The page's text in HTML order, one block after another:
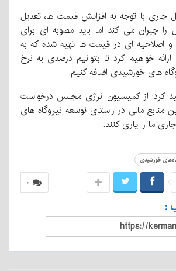
جاری با توجه به افزایش قیمت ها، تعدیل
جبران می کند اما باید مصوبه ای برای
اصلاحیه ای در قیمت ها تهیه شده که به
خواهیم کرد تا بتوانیم درصدی به نرخ
های خورشیدی اضافه کنیم.
کرد: از کمیسیون انرژی مجلس درخواست
منابع مالی در راستای توسعه نیروگاه های
ما را یاری کنند.
خورشیدی
۰
: